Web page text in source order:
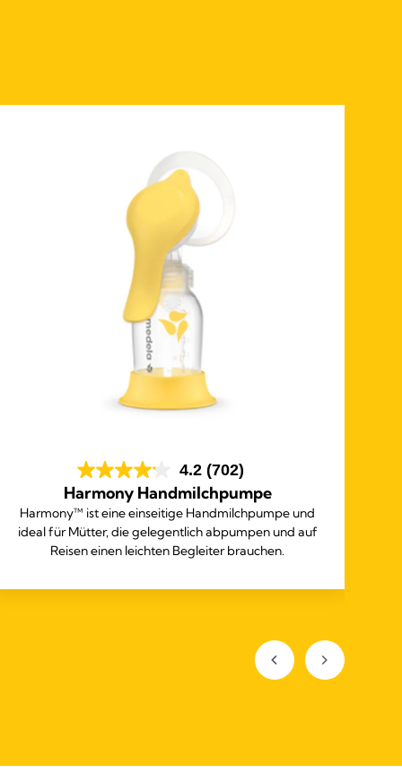
4.2 (702)
Harmony Handmilchpumpe
Harmony™ ist eine einseitige Handmilchpumpe und
ideal für Mütter, die gelegentlich abpumpen und auf
Reisen einen leichten Begleiter brauchen.